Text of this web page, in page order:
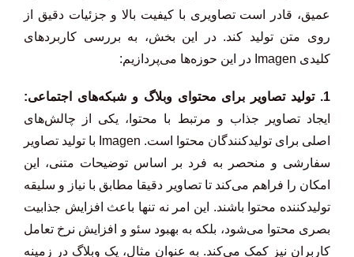
عمیق، قادر است تصاویری با کیفیت بالا و جزئیات دقیق از
روی متن تولید کند. در این بخش، به بررسی کاربردهای
کلیدی Imagen در این حوزه‌ها می‌پردازیم:
1. تولید تصاویر برای محتوای وبلاگ و شبکه‌های اجتماعی:
ایجاد تصاویر جذاب و مرتبط با محتوا، یکی از چالش‌های
اصلی برای تولیدکنندگان محتوا است. Imagen با تولید تصاویر
سفارشی و منحصر به فرد بر اساس توضیحات متنی، این
امکان را فراهم می‌کند تا تصاویر دقیقا مطابق با نیاز و سلیقه
تولیدکننده محتوا باشند. این امر نه تنها باعث افزایش جذابیت
بصری محتوا می‌شود، بلکه به بهبود سئو و افزایش نرخ تعامل
کاربران نیز کمک می‌کند. به عنوان مثال، یک وبلاگ در زمینه